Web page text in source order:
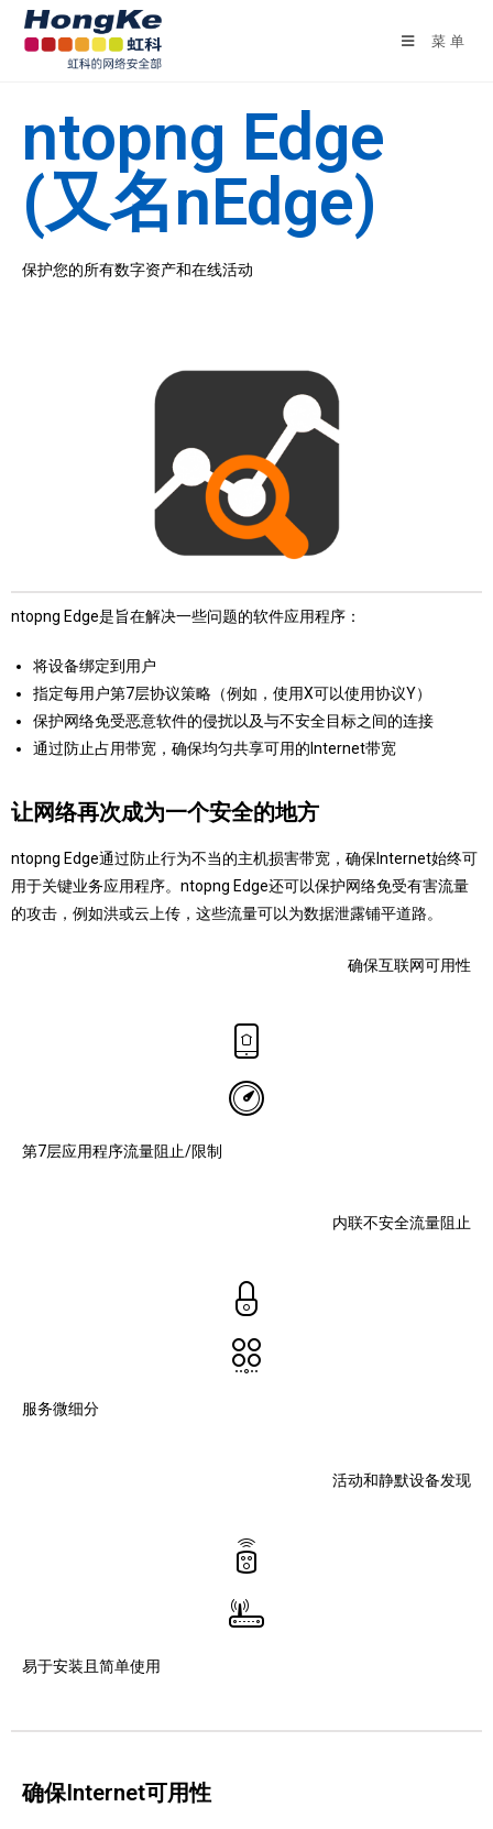
菜单
ntopng Edge
(又名nEdge)
保护您的所有数字资产和在线活动
ntopng Edge是旨在解决一些问题的软件应用程序：
将设备绑定到用户
指定每用户第7层协议策略（例如，使用X可以使用协议Y）
保护网络免受恶意软件的侵扰以及与不安全目标之间的连接
通过防止占用带宽，确保均匀共享可用的Internet带宽
让网络再次成为一个安全的地方
ntopng Edge通过防止行为不当的主机损害带宽，确保Internet始终可
用于关键业务应用程序。ntopng Edge还可以保护网络免受有害流量
的攻击，例如洪或云上传，这些流量可以为数据泄露铺平道路。
确保互联网可用性
第7层应用程序流量阻止/限制
内联不安全流量阻止
服务微细分
活动和静默设备发现
易于安装且简单使用
确保Internet可用性